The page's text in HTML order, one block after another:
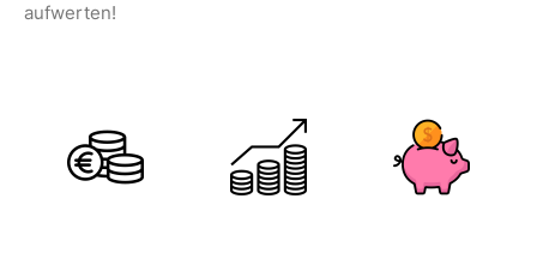
aufwerten!